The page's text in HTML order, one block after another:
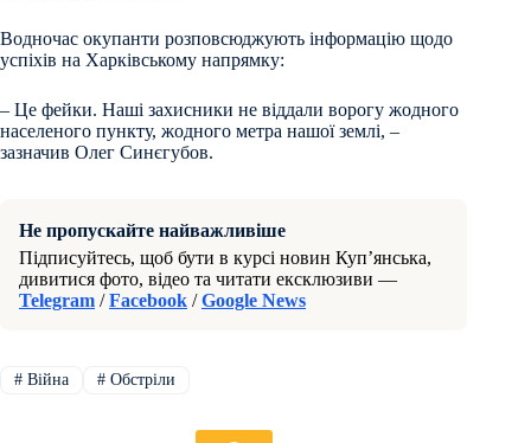
Водночас окупанти розповсюджують інформацію щодо
успіхів на Харківському напрямку:
– Це фейки. Наші захисники не віддали ворогу жодного
населеного пункту, жодного метра нашої землі, –
зазначив Олег Синєгубов.
Не пропускайте найважливіше
Підписуйтесь, щоб бути в курсі новин Куп’янська,
дивитися фото, відео та читати ексклюзиви —
Telegram /Facebook /Google News
#Війна #Обстріли